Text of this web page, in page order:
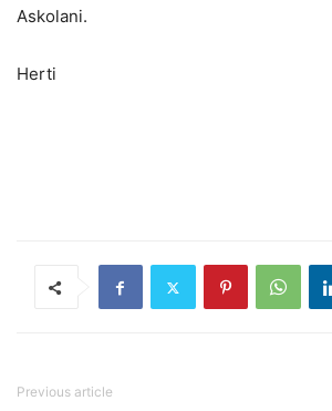
Askolani.
Herti
Previous article